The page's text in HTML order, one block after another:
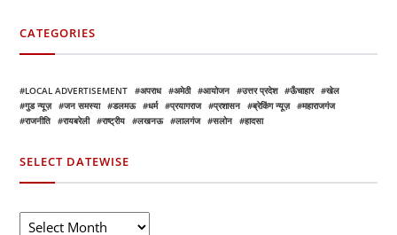
CATEGORIES
LOCAL ADVERTISEMENT अपराध अमेठी आयोजन उत्तर प्रदेश ऊँचाहार
खेल
गुड न्यूज़
जन समस्या डलमऊ धर्म प्रयागराज प्रशासन ब्रेकिंग न्यूज़
महाराजगंज
राजनीति
रायबरेली राष्ट्रीय लखनऊ लालगंज सलोन हादसा
SELECT DATEWISE